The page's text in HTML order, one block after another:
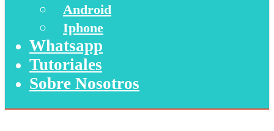
Android
Iphone
Whatsapp
Tutoriales
Sobre Nosotros